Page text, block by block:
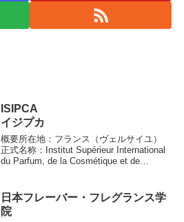
ISIPCA
イジプカ
概要所在地：フランス（ヴェルサイユ）
正式名称：Institut Supérieur International
du Parfum, de la Cosmétique et de
日本フレーバー・フレグランス学
院